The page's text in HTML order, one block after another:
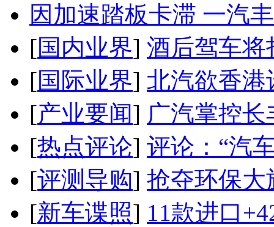
因加速踏板卡滞 一汽
[国内业界] 酒后驾车将
[国际业界] 北汽欲香港
[产业要闻] 广汽掌控
[热点评论] 评论：“汽
[评测导购] 抢夺环保大
[新车谍照] 11款进口